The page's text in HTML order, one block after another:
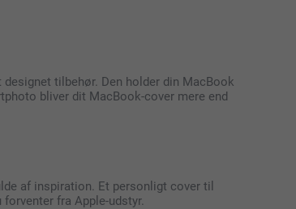
tilbehør. Den holder din MacBook
bliver dit MacBook-cover mere end
af inspiration. Et personligt cover til
fra Apple-udstyr.